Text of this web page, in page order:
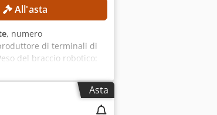
All'asta
, numero
di terminali di
del braccio robotico:
manuale:
del
Braccio robotico
Asta